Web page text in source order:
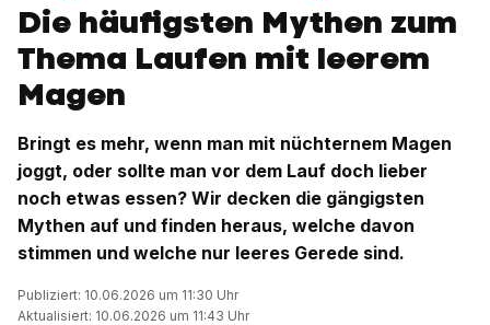
Die häufigsten Mythen zum
Thema Laufen mit leerem
Magen
Bringt es mehr, wenn man mit nüchternem Magen
joggt, oder sollte man vor dem Lauf doch lieber
noch etwas essen? Wir decken die gängigsten
Mythen auf und finden heraus, welche davon
stimmen und welche nur leeres Gerede sind.
Publiziert: 10.06.2026 um 11:30 Uhr
Aktualisiert: 10.06.2026 um 11:43 Uhr